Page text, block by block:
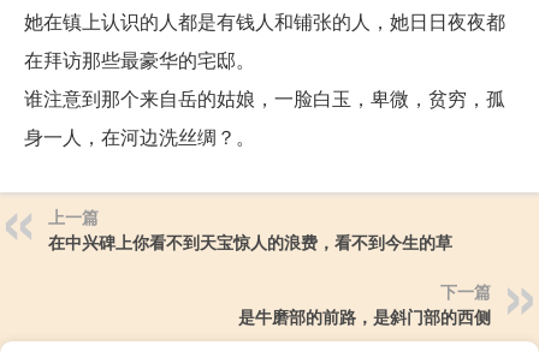
她在镇上认识的人都是有钱人和铺张的人，她日日夜夜都
在拜访那些最豪华的宅邸。
谁注意到那个来自岳的姑娘，一脸白玉，卑微，贫穷，孤
身一人，在河边洗丝绸？。
上一篇
在中兴碑上你看不到天宝惊人的浪费，看不到今生的草
下一篇
是牛磨部的前路，是斜门部的西侧